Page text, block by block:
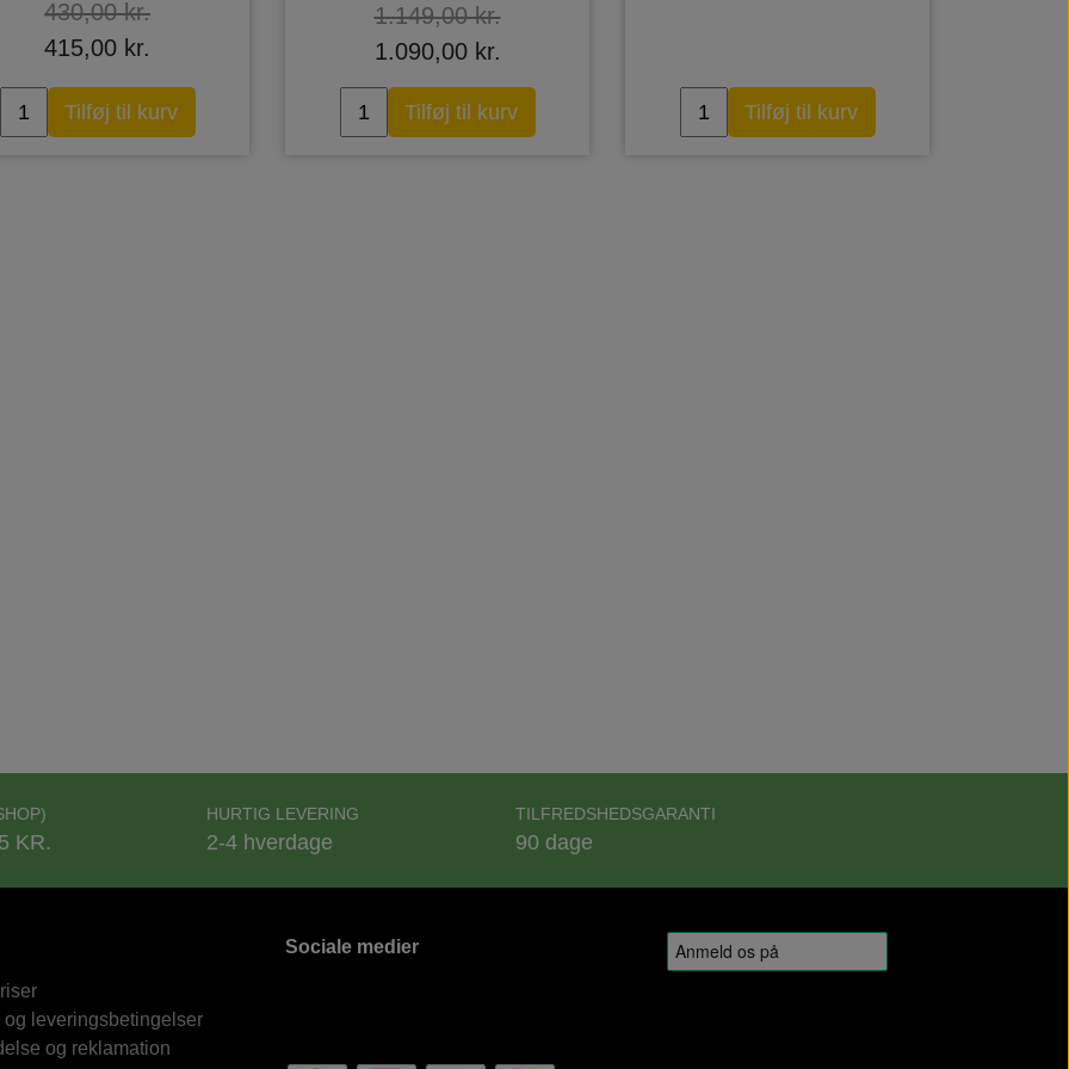
430,00 kr.
415,00 kr.
Tilføj til kurv
1.149,00 kr.
1.090,00 kr.
Tilføj til kurv Tilføj til kurv
KR.
HURTIG LEVERING
2-4 hverdage
TILFREDSHEDSGARANTI
90 dage
og leveringsbetingelser
og reklamation
Sociale medier